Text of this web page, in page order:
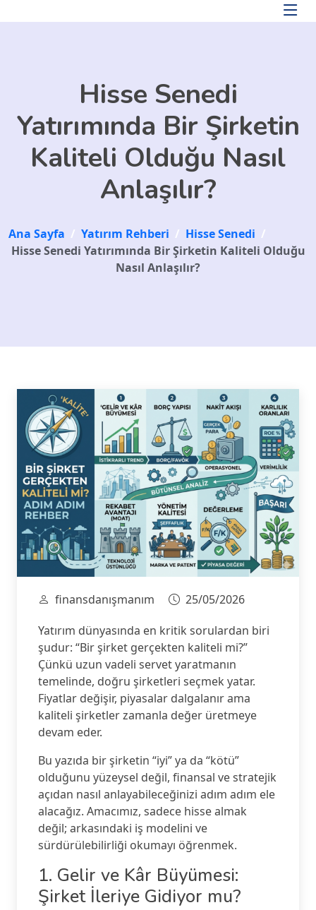
Hisse Senedi
Yatırımında Bir Şirketin
Kaliteli Olduğu Nasıl
Anlaşılır?
Ana Sayfa / Yatırım Rehberi / Hisse Senedi /
Hisse Senedi Yatırımında Bir Şirketin Kaliteli Olduğu
Nasıl Anlaşılır?
finansdanışmanım
25/05/2026
Yatırım dünyasında en kritik sorulardan biri
şudur: “Bir şirket gerçekten kaliteli mi?”
Çünkü uzun vadeli servet yaratmanın
temelinde, doğru şirketleri seçmek yatar.
Fiyatlar değişir, piyasalar dalgalanır ama
kaliteli şirketler zamanla değer üretmeye
devam eder.
Bu yazıda bir şirketin “iyi” ya da “kötü”
olduğunu yüzeysel değil, finansal ve stratejik
açıdan nasıl anlayabileceğinizi adım adım ele
alacağız. Amacımız, sadece hisse almak
değil; arkasındaki iş modelini ve
sürdürülebilirliği okumayı öğrenmek.
1. Gelir ve Kâr Büyümesi:
Şirket İleriye Gidiyor mu?